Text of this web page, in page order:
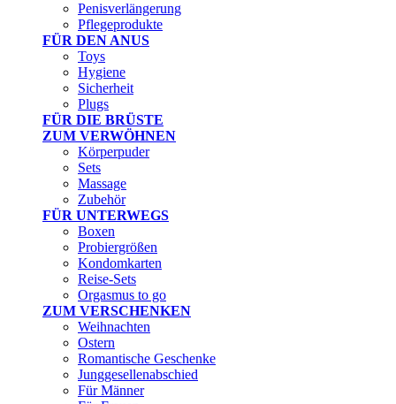
Penisverlängerung
Pflegeprodukte
FÜR DEN ANUS
Toys
Hygiene
Sicherheit
Plugs
FÜR DIE BRÜSTE
ZUM VERWÖHNEN
Körperpuder
Sets
Massage
Zubehör
FÜR UNTERWEGS
Boxen
Probiergrößen
Kondomkarten
Reise-Sets
Orgasmus to go
ZUM VERSCHENKEN
Weihnachten
Ostern
Romantische Geschenke
Junggesellenabschied
Für Männer